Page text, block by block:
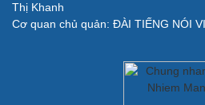
Thị Khanh
Cơ quan chủ quản: ĐÀI TIẾNG NÓI